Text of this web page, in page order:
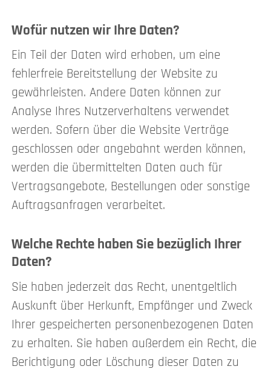
Wofür nutzen wir Ihre Daten?
Ein Teil der Daten wird erhoben, um eine
fehlerfreie Bereitstellung der Website zu
gewährleisten. Andere Daten können zur
Analyse Ihres Nutzerverhaltens verwendet
werden. Sofern über die Website Verträge
geschlossen oder angebahnt werden können,
werden die übermittelten Daten auch für
Vertragsangebote, Bestellungen oder sonstige
Auftragsanfragen verarbeitet.
Welche Rechte haben Sie bezüglich Ihrer
Daten?
Sie haben jederzeit das Recht, unentgeltlich
Auskunft über Herkunft, Empfänger und Zweck
Ihrer gespeicherten personenbezogenen Daten
zu erhalten. Sie haben außerdem ein Recht, die
Berichtigung oder Löschung dieser Daten zu